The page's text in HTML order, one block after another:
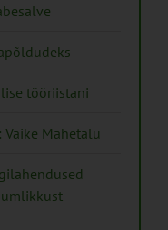
tööriistani
Mahetalu